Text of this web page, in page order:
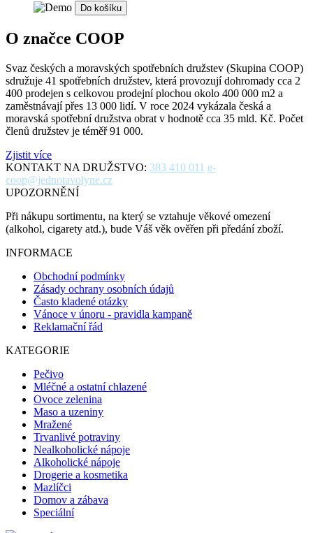
Do košíku
O značce COOP
Svaz českých a moravských spotřebních družstev (Skupina COOP)
sdružuje 41 spotřebních družstev, která provozují dohromady cca 2
400 prodejen s celkovou prodejní plochou okolo 400 000 m2 a
zaměstnávají přes 13 000 lidí. V roce 2024 vykázala česká a
moravská spotřební družstva obrat v hodnotě cca 35 mld. Kč. Počet
členů družstev je téměř 91 000.
Zjistit více
KONTAKT NA DRUŽSTVO: 383 410 011 e-
coop@jednotavolyne.cz
UPOZORNĚNÍ
Při nákupu sortimentu, na který se vztahuje věkové omezení
(alkohol, cigarety atd.), bude Váš věk ověřen při předání zboží.
INFORMACE
Obchodní podmínky
Zásady ochrany osobních údajů
Často kladené otázky
Vánoce v únoru - pravidla kampaně
Reklamační řád
KATEGORIE
Pečivo
Mléčné a ostatní chlazené
Ovoce zelenina
Maso a uzeniny
Mražené
Trvanlivé potraviny
Nealkoholické nápoje
Alkoholické nápoje
Drogerie a kosmetika
Mazlíčci
Domov a zábava
Speciální